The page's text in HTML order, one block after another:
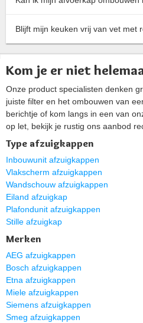
Blijft mijn keuken vrij van vet met
Kom je er niet
Onze product specialisten denken
juiste filter en het ombouwen van
berichtje of kom langs in een van
op let, bekijk je rustig ons aanbod
Type afzuigkappen
Inbouwunit afzuigkappen
Vlakscherm afzuigkappen
Wandschouw afzuigkappen
Eiland afzuigkap
Plafondunit afzuigkappen
Stille afzuigkap
Merken
AEG afzuigkappen
Bosch afzuigkappen
Etna afzuigkappen
Miele afzuigkappen
Siemens afzuigkappen
Smeg afzuigkappen